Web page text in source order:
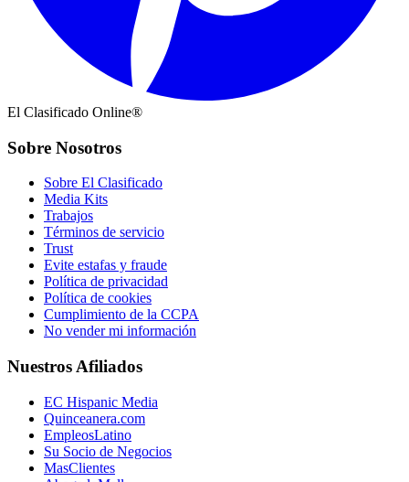
El Clasificado Online®
Sobre Nosotros
Sobre El Clasificado
Media Kits
Trabajos
Términos de servicio
Trust
Evite estafas y fraude
Política de privacidad
Política de cookies
Cumplimiento de la CCPA
No vender mi información
Nuestros Afiliados
EC Hispanic Media
Quinceanera.com
EmpleosLatino
Su Socio de Negocios
MasClientes